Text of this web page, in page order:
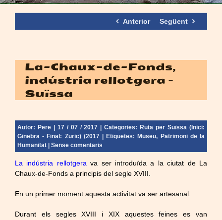
Anterior Següent
La-Chaux-de-Fonds,
indústria rellotgera –
Suïssa
Autor: Pere| 17 / 07 / 2017 | Categories: Ruta per Suïssa (Inici:
Ginebra - Final: Zuric) (2017| Etiquetes: Museu, Patrimoni de la
Humanitat
Sense comentaris
La indústria rellotgera va ser introduïda a la ciutat de La
Chaux-de-Fonds a principis del segle XVIII.
En un primer moment aquesta activitat va ser artesanal.
Durant els segles XVIII i XIX aquestes feines es van